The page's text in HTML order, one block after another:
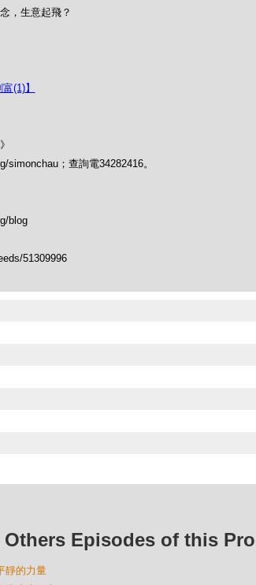
，生意起飛？
(1)】
simonchau；查詢電34282416。
blog
51309996
Others Episodes of this
靜的力量